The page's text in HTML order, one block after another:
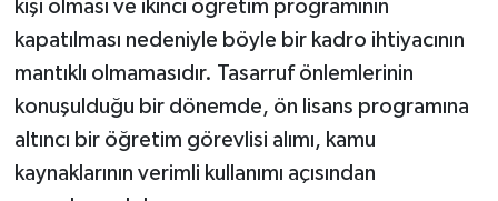
kişi olması ve ikinci öğretim programının
kapatılması nedeniyle böyle bir kadro ihtiyacının
mantıklı olmamasıdır. Tasarruf önlemlerinin
konuşulduğu bir dönemde, ön lisans programına
altıncı bir öğretim görevlisi alımı, kamu
kaynaklarının verimli kullanımı açısından